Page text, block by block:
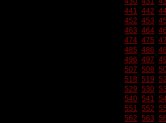
441 442
452 453
463 464
474 475
485 486
496 497
507 508
518 519
529 530
540 541
551 552
562 563